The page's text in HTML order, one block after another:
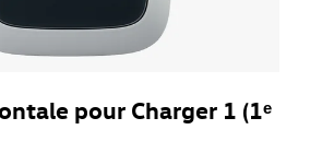
pour Charger 1 (1ᵉ